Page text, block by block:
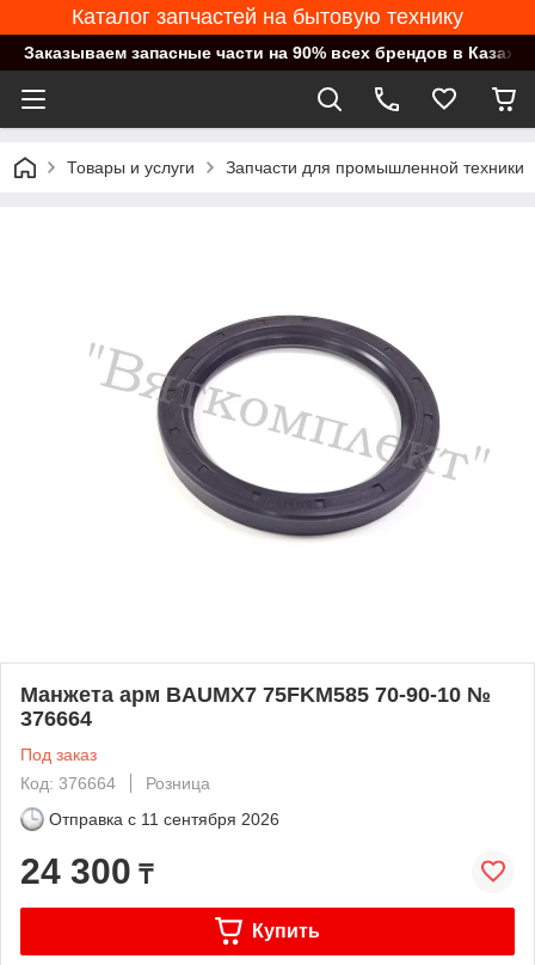
Каталог запчастей на бытовую технику
Заказываем запасные части на 90% всех брендов в
Товары и услуги Запчасти для промышленной техники
Манжета арм BAUMX7 75FKM585 70-90-10 №
376664
Под заказ
Код: 376664
Розница
Отправка с 11 сентября 2026
24 300 ₸
Купить